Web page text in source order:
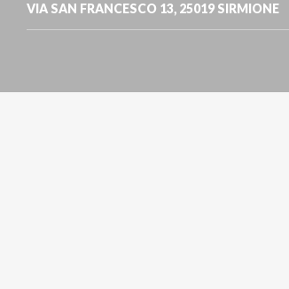
VIA SAN FRANCESCO 13, 25019 SIRMIONE